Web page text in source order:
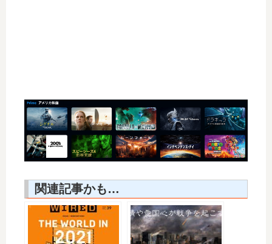
関連記事かも…